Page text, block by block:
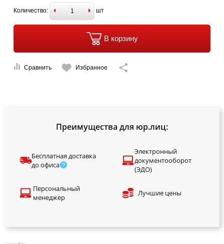
Количество: шт
В корзину
Сравнить Избранное
Преимущества для юр.лиц:
Бесплатная доставка
до офиса
Электронный
документооборот
(ЭДО)
Персональный
менеджер
Лучшие цены